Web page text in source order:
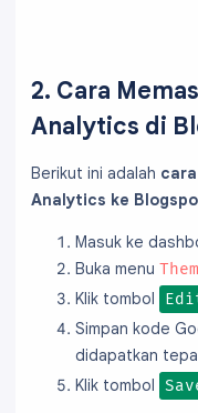
2. Cara
Analytics di
Berikut ini adalah
Analytics ke
Masuk ke
Buka menu
Klik tombol
Simpan kode
didapatkan
Klik tombol